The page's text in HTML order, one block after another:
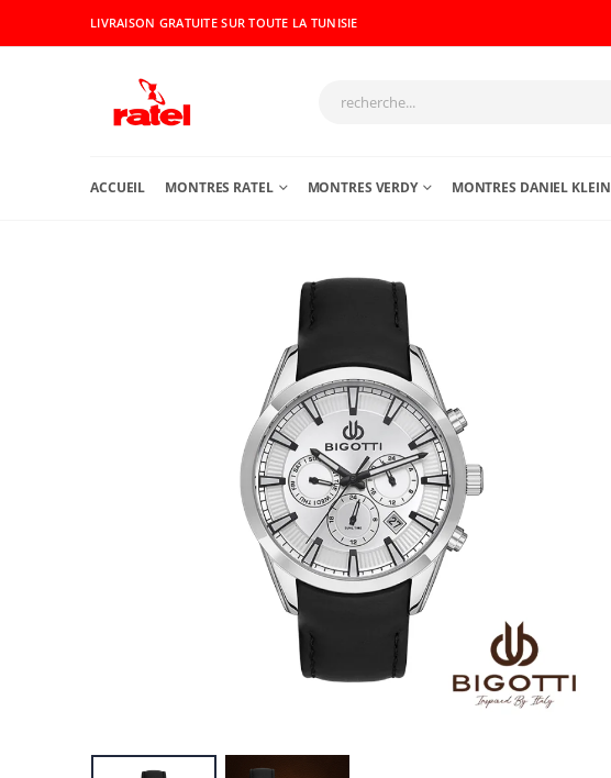
LIVRAISON GRATUITE SUR TOUTE LA TUNISIE
ACCUEIL MONTRES RATEL MONTRES VERDY MONTRES DANIEL KLEIN